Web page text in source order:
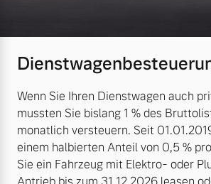
Wenn Sie Ihren Dienstwagen auch
mussten Sie bislang 1 % des
monatlich versteuern. Seit
einem halbierten Anteil von 0,5 %
Sie ein Fahrzeug mit Elektro- oder